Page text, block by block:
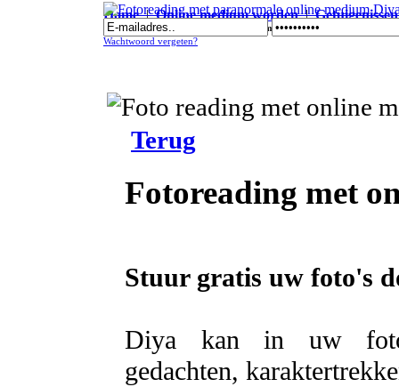
Home|Online medium worden|Getuigenissen
Fotoreading met paranormale online medium Diya
Wachtwoord vergeten?
Terug
Fotoreading met
Stuur gratis uw foto's
Diya kan in uw
gedachten,